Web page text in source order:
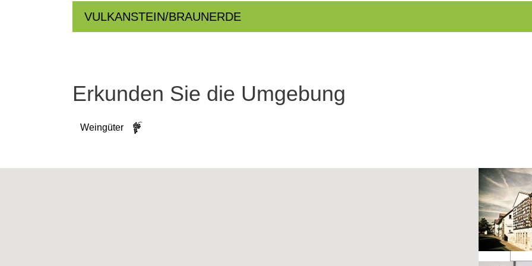
VULKANSTEIN/BRAUNERDE
Erkunden Sie die Umgebung
Weingüter